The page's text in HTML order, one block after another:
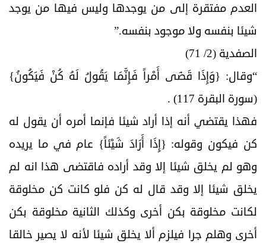
العدم مفتقرة إلى من يوجدها وليس فيها من يوجد
شيئا بنفسه ولا موجود بنفسه.”
الصفدية (2/ 71)
“وقال: {وَإِذَا قَضَى أَمْراً فَإِنَّمَا يَقُولُ لَهُ كُنْ فَيَكُونُ}
(سورة البقرة 117) .
فهذا يقتضي أنه إذا أراد شيئا فإنما أمره أن يقول له
كن فيكون وقوله: {إِذَا أَرَادَ شَيْئاً} عام في ما يريده
وهو لم يخلق شيئا إلا وقد أراده فاقتضى هذا انه لم
يخلق شيئا إلا وقد قال له كن فلو كانت كن مخلوقة
لكانت مخلوقة بكن أخرى وكذلك الثانية مخلوقة بكن
أخرى وهلم جرا فيلزم ألا يخلق شيئا لأنه لا يصير خالقا